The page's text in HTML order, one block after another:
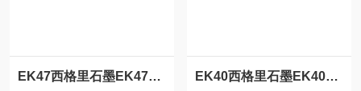
EK47西格里石墨EK47石墨原料石墨零件 EK40西格里石墨EK40光伏石墨石墨模具